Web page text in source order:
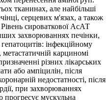
тканинах, але найбільші
серцевих м'язах, а також
сироваткової АсАТ
захворюваннях печінки,
інфекційному
метастатичній карциномі
різних лікарських
або ампіцилін, після
недостатності, після
при захворюваннях
прогресує мускульна